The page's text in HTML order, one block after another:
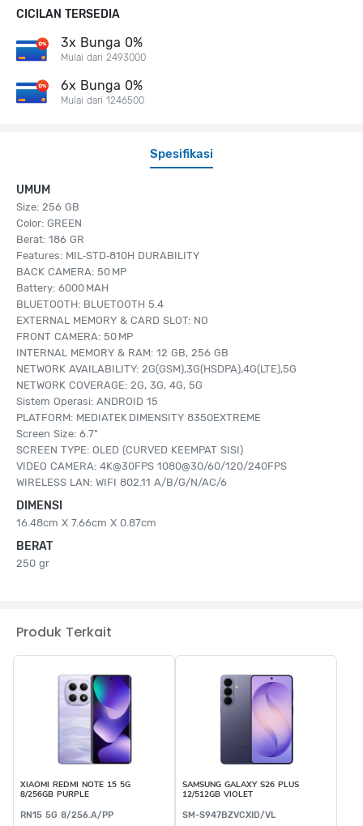
Spesifikasi
UMUM
Size: 256 GB
Color: GREEN
Berat: 186 GR
Features: MIL‑STD‑810H DURABILITY
BACK CAMERA: 50 MP
Battery: 6000 MAH
BLUETOOTH: BLUETOOTH 5.4
EXTERNAL MEMORY & CARD SLOT: NO
FRONT CAMERA: 50 MP
INTERNAL MEMORY & RAM: 12 GB, 256 GB
NETWORK AVAILABILITY: 2G(GSM),3G(HSDPA),4G(LTE),5G
NETWORK COVERAGE: 2G, 3G, 4G, 5G
Sistem Operasi: ANDROID 15
PLATFORM: MEDIATEK DIMENSITY 8350EXTREME
Screen Size: 6.7"
SCREEN TYPE: OLED (CURVED KEEMPAT SISI)
VIDEO CAMERA: 4K@30FPS 1080@30/60/120/240FPS
WIRELESS LAN: WIFI 802.11 A/B/G/N/AC/6
DIMENSI
16.48cm X 7.66cm X 0.87cm
BERAT
250 gr
CICILAN TERSEDIA
3x Bunga 0%
Mulai dari 2493000
6x Bunga 0%
Mulai dari 1246500
Produk Terkait
XIAOMI REDMI NOTE 15 5G
8/256GB PURPLE
RN15 5G 8/256.A/PP
SAMSUNG GALAXY S26 PLUS
12/512GB VIOLET
SM-S947BZVCXID/VL